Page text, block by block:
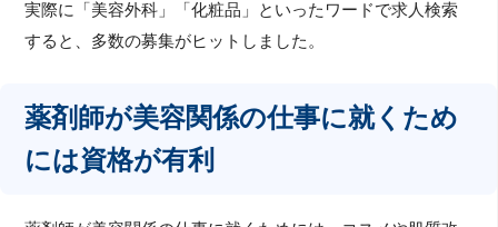
実際に「美容外科」「化粧品」といったワードで求人検索
すると、多数の募集がヒットしました。
薬剤師が美容関係の仕事に就くため
には資格が有利